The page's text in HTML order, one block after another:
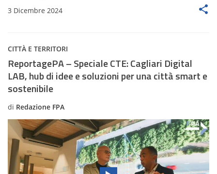
3 Dicembre 2024
CITTÀ E TERRITORI
ReportagePA – Speciale CTE: Cagliari Digital
LAB, hub di idee e soluzioni per una città smart e
sostenibile
di Redazione FPA